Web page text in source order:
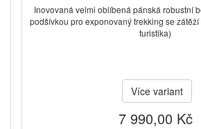
Inovovaná velmi oblíbená pánská robustní
podšívkou pro exponovaný trekking se
turistika)
Více variant
7 990,00 Kč